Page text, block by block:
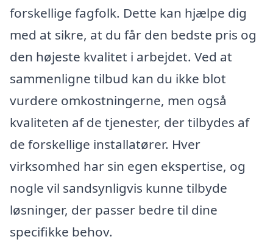
forskellige fagfolk. Dette kan hjælpe dig
med at sikre, at du får den bedste pris og
den højeste kvalitet i arbejdet. Ved at
sammenligne tilbud kan du ikke blot
vurdere omkostningerne, men også
kvaliteten af de tjenester, der tilbydes af
de forskellige installatører. Hver
virksomhed har sin egen ekspertise, og
nogle vil sandsynligvis kunne tilbyde
løsninger, der passer bedre til dine
specifikke behov.